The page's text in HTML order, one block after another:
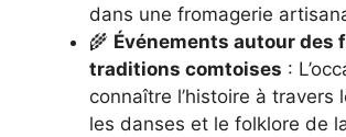
dans une fromagerie
🌾 Événements autour des
traditions comtoises :
connaître l’histoire à travers
les danses et le folklore de